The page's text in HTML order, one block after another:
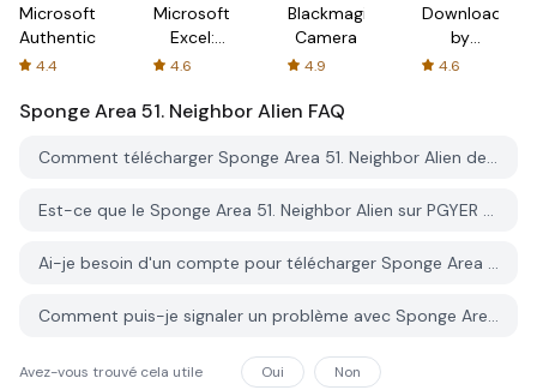
Microsoft
Authenticator
4.4
Microsoft
Excel:
Spreadsheets
4.6
Blackmagic
Camera
4.9
Downloader
by
AFTVnews
4.6
Sponge Area 51. Neighbor Alien FAQ
Comment télécharger Sponge Area 51. Neighbor Alien depuis PGYER APK HUB?
Est-ce que le Sponge Area 51. Neighbor Alien sur PGYER APK HUB est gratuit?
Ai-je besoin d'un compte pour télécharger Sponge Area 51. Neighbor Alien depuis PGYER APK HUB?
Comment puis-je signaler un problème avec Sponge Area 51. Neighbor Alien sur PGYER APK HUB?
Avez-vous trouvé cela utile Oui Non